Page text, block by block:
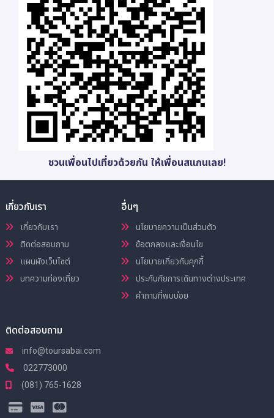
ชวนเพื่อนไปเที่ยวด้วยกัน ให้เพื่อนสแกนเลย!
เกี่ยวกับเรา
เกี่ยวกับเรา
ติดต่อสอบถาม
แผนผังเว็บไซต์
บทความท่องเที่ยว
อื่นๆ
นโยบายความเป็นส่วนตัว
ข้อตกลงและเงื่อนไข
นโยบายเกี่ยวกับคุกกี้
ประกันภัยการเดินทางต่างประเทศ
คำถามที่พบบ่อย
ติดต่อสอบถาม
info@toursabai.com
022773000
(081) 765-1628